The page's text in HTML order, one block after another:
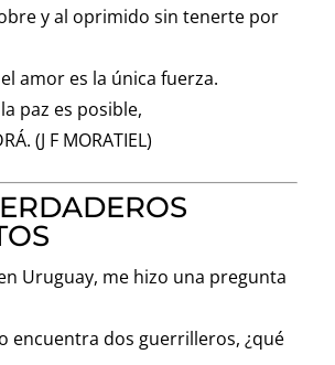
y al oprimido sin tenerte por
amor es la única fuerza.
paz es posible,
(J F MORATIEL)
Uruguay, me hizo una pregunta
encuentra dos guerrilleros, ¿qué